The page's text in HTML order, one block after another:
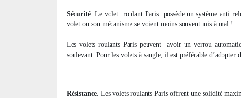
Sécurité. Le volet roulant Paris
possède un système anti
volet ou son mécanisme se voient moins souvent mis à mal !
Les volets roulants Paris peuvent
avoir un verrou
soulevant. Pour les volets à sangle, il est préférable d’adopter
Résistance. Les volets roulants Paris offrent une solidité